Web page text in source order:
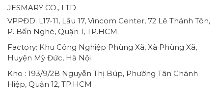
JESMARY CO., LTD
VPPĐD: L17-11, Lầu 17, Vincom Center, 72 Lê Thánh Tôn,
P. Bến Nghé, Quận 1, TP.HCM.
Factory: Khu Công Nghiệp Phùng Xã, Xã Phùng Xã,
Huyện Mỹ Đức, Hà Nội
Kho : 193/9/2B Nguyễn Thị Búp, Phường Tân Chánh
Hiệp, Quận 12, TP.HCM